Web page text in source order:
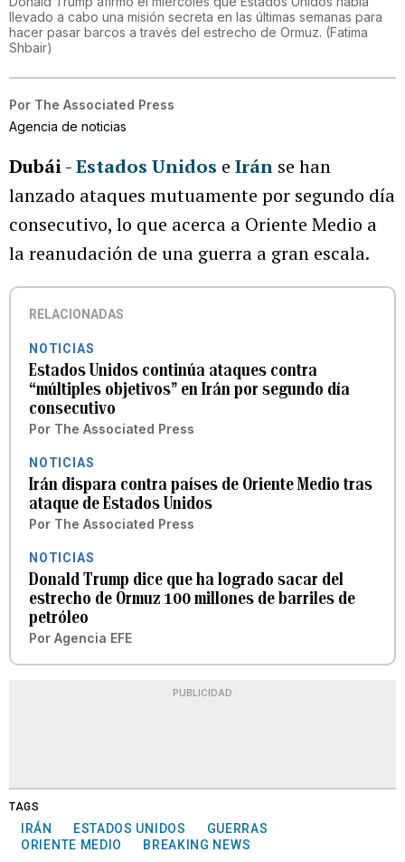
llevado a cabo una misión secreta en las últimas semanas para
hacer pasar barcos a través del estrecho de Ormuz. (Fatima
Shbair)
Por The Associated Press
Agencia de noticias
Dubái-Estados Unidos e Irán se han
lanzado ataques mutuamente por segundo día
consecutivo, lo que acerca a Oriente Medio a
la reanudación de una guerra a gran escala.
RELACIONADAS
NOTICIAS
Estados Unidos continúa ataques contra
“múltiples objetivos” en Irán por segundo día
consecutivo
Por The Associated Press
NOTICIAS
Irán dispara contra países de Oriente Medio tras
ataque de Estados Unidos
Por The Associated Press
NOTICIAS
Donald Trump dice que ha logrado sacar del
estrecho de Ormuz 100 millones de barriles de
petróleo
Por Agencia EFE
PUBLICIDAD
TAGS
IRÁN ESTADOS UNIDOS
GUERRAS
ORIENTE MEDIO
BREAKING NEWS